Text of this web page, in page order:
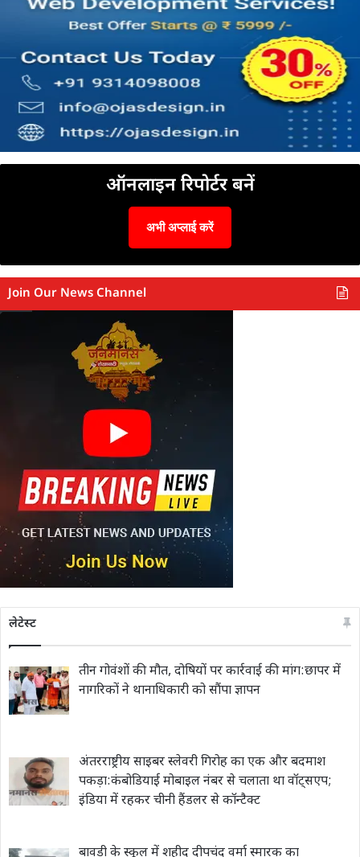
ऑनलाइन रिपोर्टर बनें
अभी अप्लाई करें
Join Our News Channel
लेटेस्ट
तीन गोवंशों की मौत, दोषियों पर कार्रवाई की मांग:छापर में
नागरिकों ने थानाधिकारी को सौंपा ज्ञापन
अंतरराष्ट्रीय साइबर स्लेवरी गिरोह का एक और बदमाश
पकड़ा:कंबोडियाई मोबाइल नंबर से चलाता था वॉट्सएप;
इंडिया में रहकर चीनी हैंडलर से कॉन्टैक्ट
बावड़ी के स्कूल में शहीद दीपचंद वर्मा स्मारक का